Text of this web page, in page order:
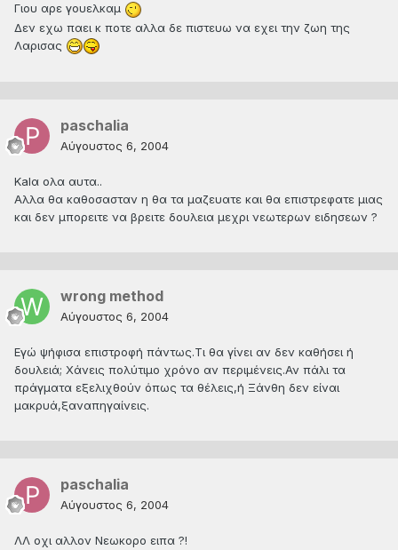
Γιου αρε γουελκαμ
Δεν εχω παει κ ποτε αλλα δε πιστευω να εχει την ζωη της
Λαρισας
paschalia
Αύγουστος 6, 2004
Kalα ολα αυτα..
Αλλα θα καθοσασταν η θα τα μαζευατε και θα επιστρεφατε μιας
και δεν μπορειτε να βρειτε δουλεια μεχρι νεωτερων ειδησεων ?
wrong method
Αύγουστος 6, 2004
Εγώ ψήφισα επιστροφή πάντως.Τι θα γίνει αν δεν καθήσει ή
δουλειά; Χάνεις πολύτιμο χρόνο αν περιμένεις.Αν πάλι τα
πράγματα εξελιχθούν όπως τα θέλεις,ή Ξάνθη δεν είναι
μακρυά,ξαναπηγαίνεις.
paschalia
Αύγουστος 6, 2004
ΛΛ οχι αλλον Νεωκορο ειπα ?!